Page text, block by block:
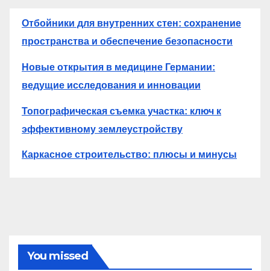
Отбойники для внутренних стен: сохранение
пространства и обеспечение безопасности
Новые открытия в медицине Германии:
ведущие исследования и инновации
Топографическая съемка участка: ключ к
эффективному землеустройству
Каркасное строительство: плюсы и минусы
You missed